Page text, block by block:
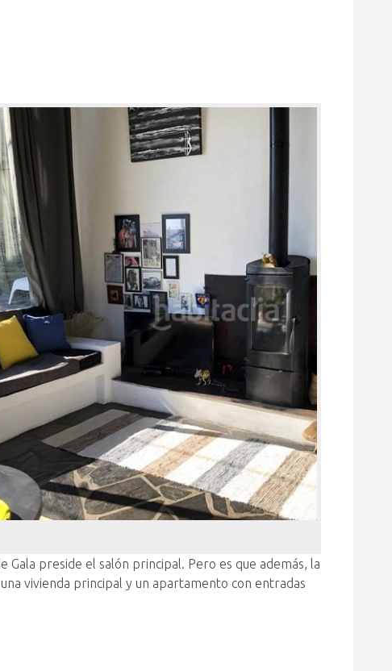
Gala preside el salón principal. Pero es que además, la
vivienda principal y un apartamento con entradas